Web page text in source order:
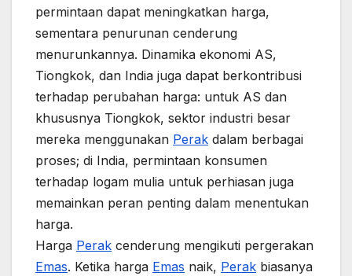
permintaan dapat meningkatkan harga,
sementara penurunan cenderung
menurunkannya. Dinamika ekonomi AS,
Tiongkok, dan India juga dapat berkontribusi
terhadap perubahan harga: untuk AS dan
khususnya Tiongkok, sektor industri besar
mereka menggunakan Perak dalam berbagai
proses; di India, permintaan konsumen
terhadap logam mulia untuk perhiasan juga
memainkan peran penting dalam menentukan
harga.
Harga Perak cenderung mengikuti pergerakan
Emas. Ketika harga Emas naik, Perak biasanya